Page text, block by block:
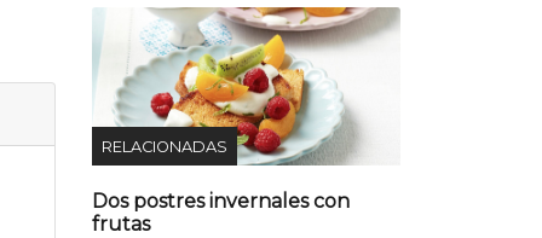
RELACIONADAS
Dos postres invernales con
frutas